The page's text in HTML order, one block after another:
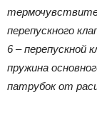
перепускного
6 – перепускной
пружина
патрубок от